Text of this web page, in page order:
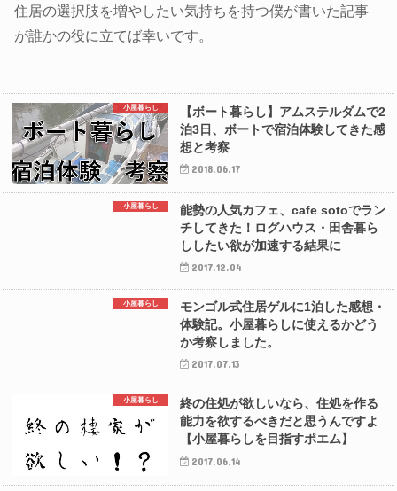
住居の選択肢を増やしたい気持ちを持つ僕が書いた記事
が誰かの役に立てば幸いです。
小屋暮らし
【ボート暮らし】アムステルダムで2
泊3日、ボートで宿泊体験してきた感
想と考察
2018.06.17
小屋暮らし
能勢の人気カフェ、cafe sotoでラン
チしてきた！ログハウス・田舎暮ら
ししたい欲が加速する結果に
2017.12.04
小屋暮らし
モンゴル式住居ゲルに1泊した感想・
体験記。小屋暮らしに使えるかどう
か考察しました。
2017.07.13
小屋暮らし
終の住処が欲しいなら、住処を作る
能力を欲するべきだと思うんですよ
【小屋暮らしを目指すポエム】
2017.06.14